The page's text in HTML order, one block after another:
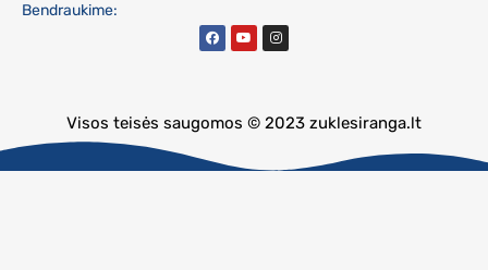
Bendraukime:
Visos teisės saugomos © 2023 zuklesiranga.lt